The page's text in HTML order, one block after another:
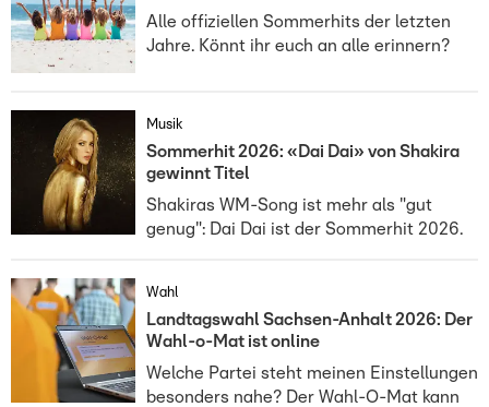
Alle offiziellen Sommerhits der letzten
Jahre. Könnt ihr euch an alle erinnern?
Musik
Sommerhit 2026: «Dai Dai» von Shakira
gewinnt Titel
Shakiras WM-Song ist mehr als "gut
genug": Dai Dai ist der Sommerhit 2026.
Wahl
Landtagswahl Sachsen-Anhalt 2026: Der
Wahl-o-Mat ist online
Welche Partei steht meinen Einstellungen
besonders nahe? Der Wahl-O-Mat kann